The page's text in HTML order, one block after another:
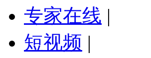
专家在线 |
短视频 |